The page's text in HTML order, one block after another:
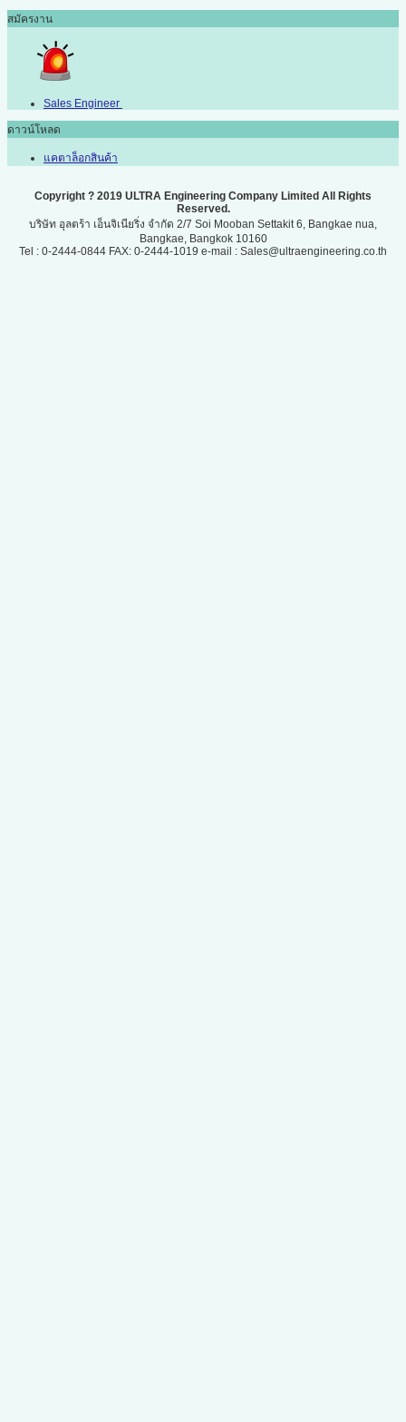
สมัครงาน
Sales Engineer
ดาวน์โหลด
แคตาล็อกสินค้า
Copyright ? 2019 ULTRA Engineering Company Limited All Rights
Reserved.
บริษัท อุลตร้า เอ็นจิเนียริ่ง จำกัด 2/7 Soi Mooban Settakit 6, Bangkae nua,
Bangkae, Bangkok 10160
Tel : 0-2444-0844 FAX: 0-2444-1019 e-mail : Sales@ultraengineering.co.th